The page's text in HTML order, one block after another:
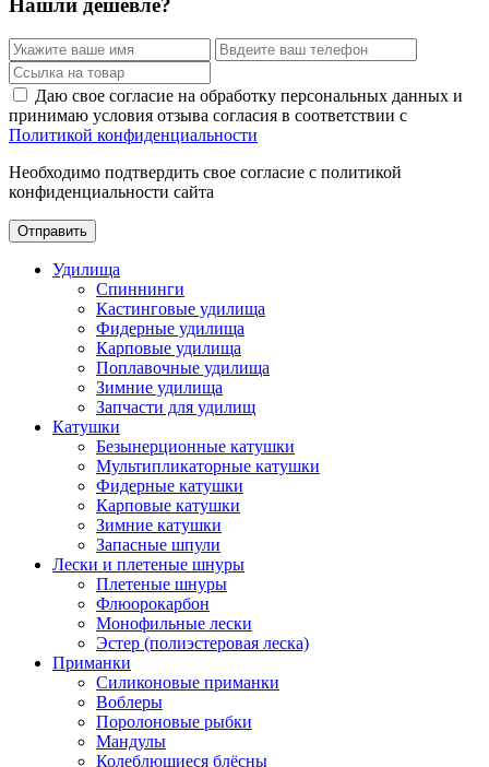
Нашли дешевле?
Даю свое согласие на обработку персональных данных и
принимаю условия отзыва согласия в соответствии с
Политикой конфиденциальности
Необходимо подтвердить свое согласие с политикой
конфиденциальности сайта
Отправить
Удилища
Спиннинги
Кастинговые удилища
Фидерные удилища
Карповые удилища
Поплавочные удилища
Зимние удилища
Запчасти для удилищ
Катушки
Безынерционные катушки
Мультипликаторные катушки
Фидерные катушки
Карповые катушки
Зимние катушки
Запасные шпули
Лески и плетеные шнуры
Плетеные шнуры
Флюорокарбон
Монофильные лески
Эстер (полиэстеровая леска)
Приманки
Силиконовые приманки
Воблеры
Поролоновые рыбки
Мандулы
Колеблющиеся блёсны